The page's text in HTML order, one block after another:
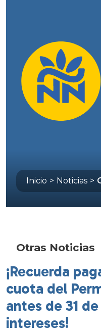
Inicio > Noticias >
Otras Noticias
¡Recuerda
cuota del
antes de 31
intereses!